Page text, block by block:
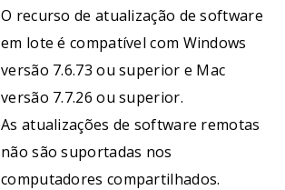
O recurso de atualização de software
em lote é compatível com Windows
versão 7.6.73 ou superior e Mac
versão 7.7.26 ou superior.
As atualizações de software remotas
não são suportadas nos
computadores compartilhados.